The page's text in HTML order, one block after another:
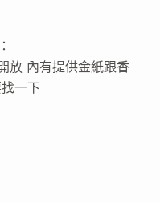
放 內有提供金紙跟香
一下